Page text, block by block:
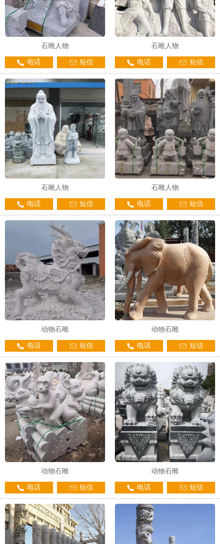
石雕人物
电话 短信
石雕人物
电话 短信
石雕人物
电话 短信
石雕人物
电话 短信
动物石雕
电话 短信
动物石雕
电话 短信
动物石雕
电话 短信
动物石雕
电话 短信